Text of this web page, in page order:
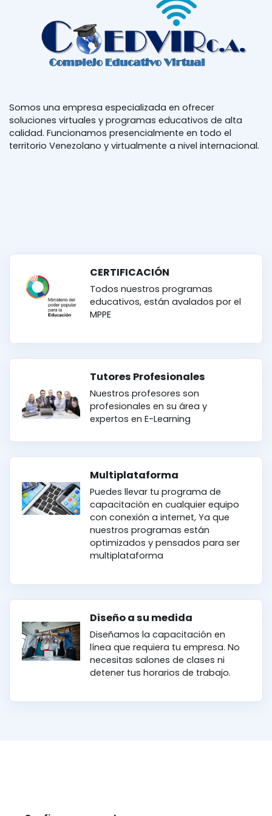
Somos una empresa especializada en ofrecer
soluciones virtuales y programas educativos de alta
calidad. Funcionamos presencialmente en todo el
territorio Venezolano y virtualmente a nivel internacional.
CERTIFICACIÓN
Todos nuestros programas
educativos, están avalados por el
MPPE
Tutores Profesionales
Nuestros profesores son
profesionales en su área y
expertos en E-Learning
Multiplataforma
Puedes llevar tu programa de
capacitación en cualquier equipo
con conexión a internet, Ya que
nuestros programas están
optimizados y pensados para ser
multiplataforma
Diseño a su medida
Diseñamos la capacitación en
línea que requiera tu empresa. No
necesitas salones de clases ni
detener tus horarios de trabajo.